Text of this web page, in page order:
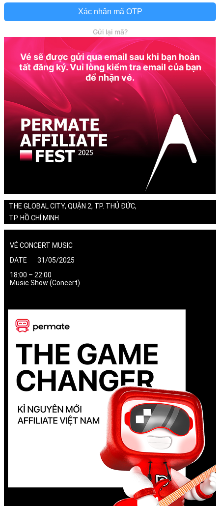
Xác nhận mã OTP
Gửi lại mã?
Vé sẽ được gửi qua email sau khi bạn hoàn
tất đăng ký. Vui lòng kiểm tra email của bạn
để nhận vé.
THE GLOBAL CITY, QUẬN 2, TP. THỦ ĐỨC,
TP. HỒ CHÍ MINH
VÉ CONCERT MUSIC
DATE 31/05/2025
18:00 – 22:00
Music Show (Concert)